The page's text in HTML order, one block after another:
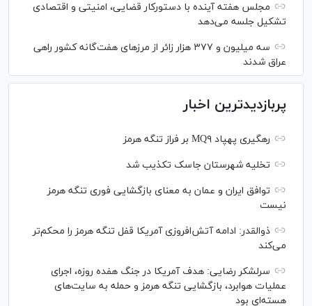
مجلس هفته آینده با دستورکار قضایی، امنیتی و اقتصادی
تشکیل جلسه می‌دهد
سه میلیون و ۳۷۷ هزار زائر از مرز‌های هفت‌گانه کشور راهی
عراق شدند
پربازدیدترین اخبار
رهگیری پهپاد MQ۹ بر فراز تنگه هرمز
تخلیه شهرستان جاسک تکذیب شد
توافق ایران و عمان به معنای بازگشایی فوری تنگه هرمز
نیست
ذوالقدر: ادامه آتش‌افروزی آمریکا قفل تنگه هرمز را محکم‌تر
می‌کند
سرلشکر رضایی: هدف آمریکا در جنگ هفده روزه، اجرای
عملیات هوابرد، بازگشایی تنگه هرمز و حمله به سایت‌های
هسته‌ای بود